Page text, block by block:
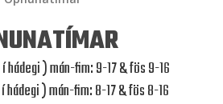
hádegi ) mán-fim: 9-17 & fös 9-16
hádegi ) mán-fim: 8-17 & fös 8-16